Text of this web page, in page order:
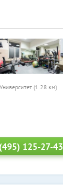
Университет (1.28 км)
125-27-43